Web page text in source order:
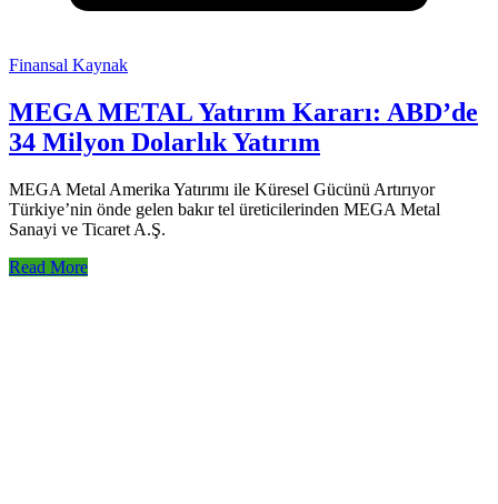
Finansal Kaynak
MEGA METAL Yatırım Kararı: ABD’de
34 Milyon Dolarlık Yatırım
MEGA Metal Amerika Yatırımı ile Küresel Gücünü Artırıyor
Türkiye’nin önde gelen bakır tel üreticilerinden MEGA Metal
Sanayi ve Ticaret A.Ş.
Read More